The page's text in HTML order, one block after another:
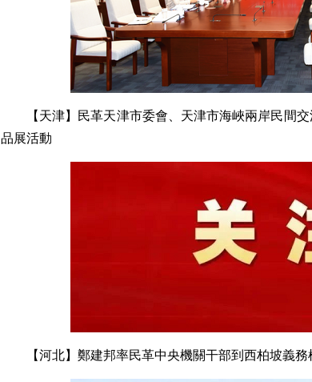
【天津】民革天津市委會、天津市海峽兩岸民間
品展活動
【河北】鄭建邦率民革中央機關干部到西柏坡義務